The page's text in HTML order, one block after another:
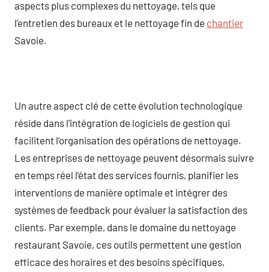
aspects plus complexes du nettoyage, tels que
l’entretien des bureaux et le nettoyage fin de chantier
Savoie.
Un autre aspect clé de cette évolution technologique
réside dans l’intégration de logiciels de gestion qui
facilitent l’organisation des opérations de nettoyage.
Les entreprises de nettoyage peuvent désormais suivre
en temps réel l’état des services fournis, planifier les
interventions de manière optimale et intégrer des
systèmes de feedback pour évaluer la satisfaction des
clients. Par exemple, dans le domaine du nettoyage
restaurant Savoie, ces outils permettent une gestion
efficace des horaires et des besoins spécifiques,